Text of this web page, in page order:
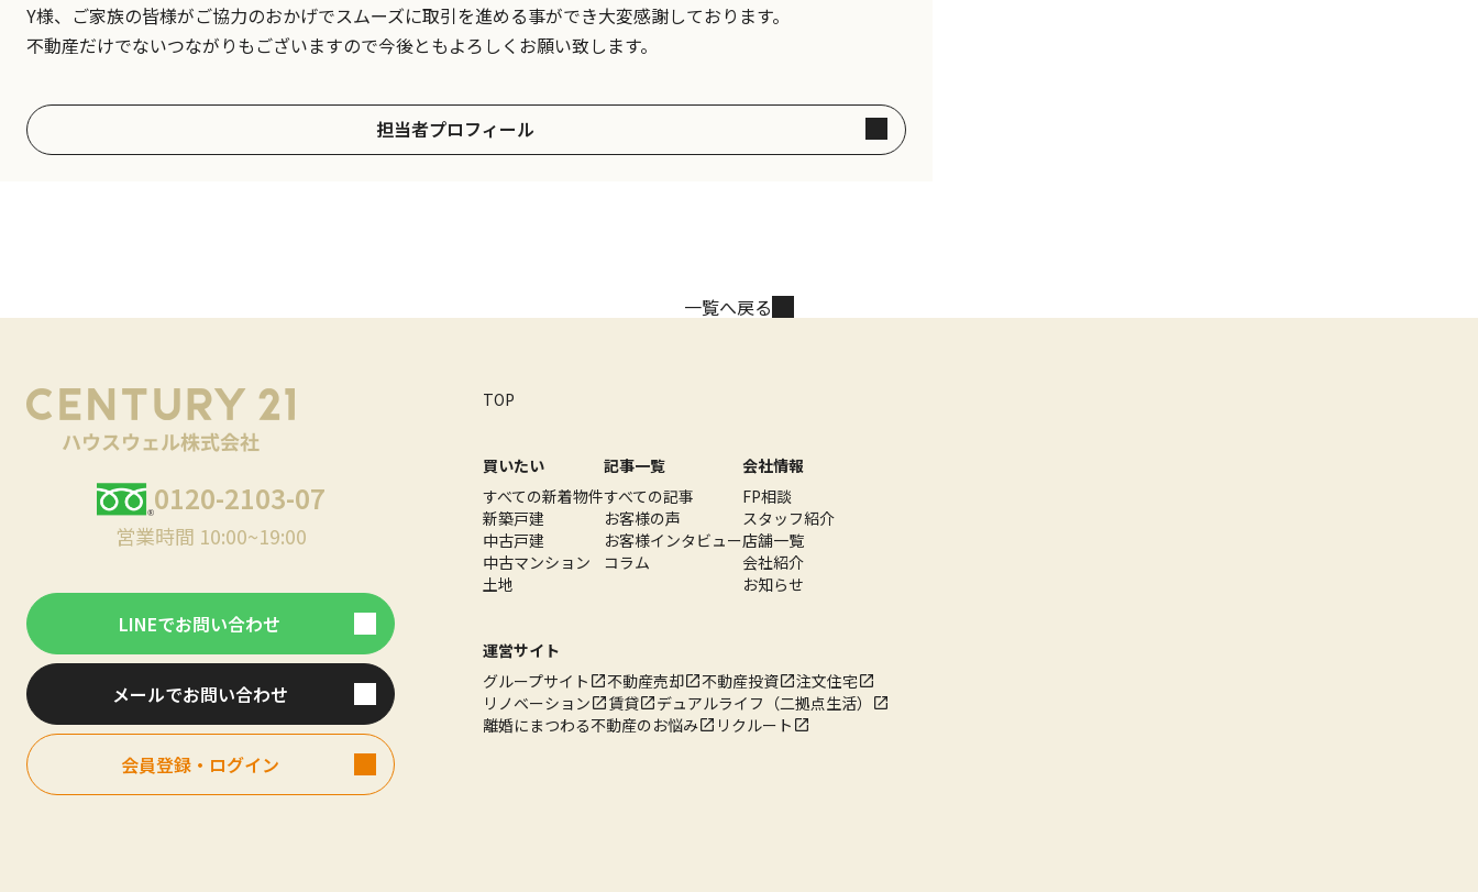
Y様、ご家族の皆様がご協力のおかげでスムーズに取引を進める事ができ大変感謝しております。
不動産だけでないつながりもございますので今後ともよろしくお願い致します。
担当者プロフィール
一覧へ戻る
0120-2103-07
営業時間 10:00~19:00
LINEでお問い合わせ
メールでお問い合わせ
会員登録・ログイン
TOP
買いたい
すべての新着物件
新築戸建
中古戸建
中古マンション
土地
記事一覧
すべての記事
お客様の声
お客様インタビュー
コラム
会社情報
FP相談
スタッフ紹介
店舗一覧
会社紹介
お知らせ
運営サイト
グループサイト
不動産売却 不動産投資
注文住宅
リノベーション
賃貸
デュアルライフ（二拠点生活）
離婚にまつわる不動産のお悩み
リクルート